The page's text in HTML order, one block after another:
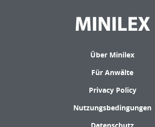
Über Minilex
Für Anwälte
Privacy Policy
Nutzungsbedingungen